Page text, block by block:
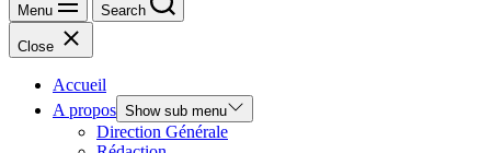
Menu Search
Close
Accueil
A propos Show sub menu
Direction Générale